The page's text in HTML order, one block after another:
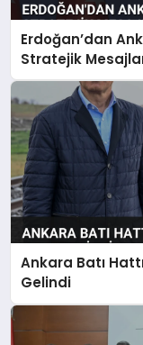
Erdoğan’dan
Stratejik
Ankara Batı
Gelindi